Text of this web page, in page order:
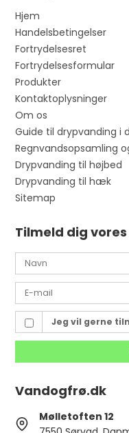
Hjem
Handelsbetingelser
Fortrydelsesret
Fortrydelsesformular
Produkter
Kontaktoplysninger
Om os
Guide til drypvanding i
Regnvandsopsamling
Drypvanding til højbed
Drypvanding til hæk
Sitemap
Tilmeld dig
Jeg vil gerne
Vandogfrø.dk
Mølletoften 12